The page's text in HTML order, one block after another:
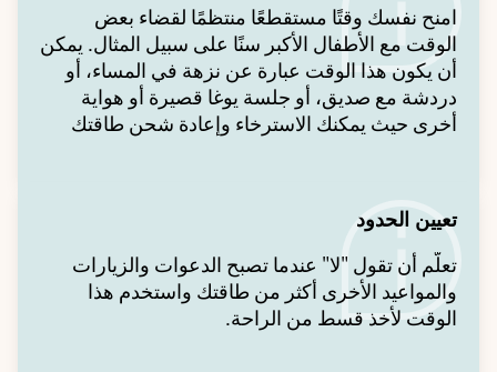
امنح نفسك وقتًا مستقطعًا منتظمًا لقضاء بعض
الوقت مع الأطفال الأكبر سنًا على سبيل المثال. يمكن
أن يكون هذا الوقت عبارة عن نزهة في المساء، أو
دردشة مع صديق، أو جلسة يوغا قصيرة أو هواية
أخرى حيث يمكنك الاسترخاء وإعادة شحن طاقتك
تعيين الحدود
تعلّم أن تقول "لا" عندما تصبح الدعوات والزيارات
والمواعيد الأخرى أكثر من طاقتك واستخدم هذا
الوقت لأخذ قسط من الراحة.